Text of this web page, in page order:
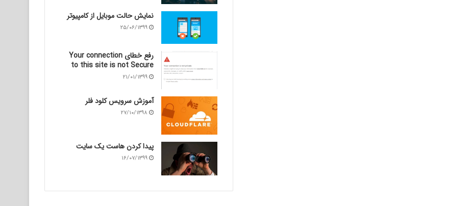
نمایش حالت موبایل از کامپیوتر
۲۵/۰۶/۱۳۹۹
رفع خطای Your connection
to this site is not Secure
۲۱/۰۱/۱۳۹۹
آموزش سرویس کلود فلر
۲۷/۱۰/۱۳۹۸
پیدا کردن هاست یک سایت
۱۶/۰۷/۱۳۹۹